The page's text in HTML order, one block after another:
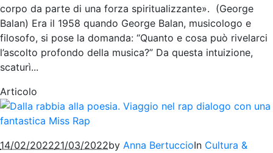
corpo da parte di una forza spiritualizzante». (George
Balan) Era il 1958 quando George Balan, musicologo e
filosofo, si pose la domanda: “Quanto e cosa può rivelarci
l’ascolto profondo della musica?” Da questa intuizione,
scaturì...
Articolo
14/02/202221/03/2022by Anna BertuccioIn Cultura &